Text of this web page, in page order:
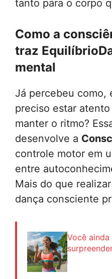
tanto para o corpo
Como a
traz
mental
Já percebeu como,
preciso estar
manter o ritmo?
desenvolve a
controle motor em
entre
Mais do que
dança consciente
Você